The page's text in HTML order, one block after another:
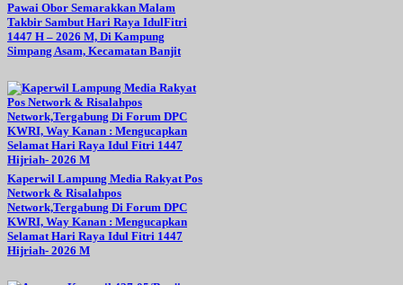
Pawai Obor Semarakkan Malam
Takbir Sambut Hari Raya IdulFitri
1447 H – 2026 M, Di Kampung
Simpang Asam, Kecamatan Banjit
Kaperwil Lampung Media Rakyat Pos
Network & Risalahpos
Network,Tergabung Di Forum DPC
KWRI, Way Kanan : Mengucapkan
Selamat Hari Raya Idul Fitri 1447
Hijriah- 2026 M